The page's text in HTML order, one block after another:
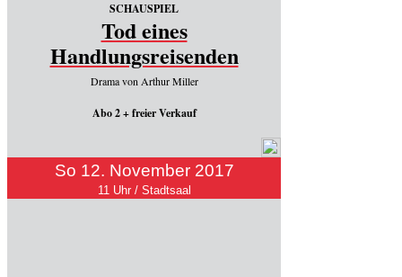
SCHAUSPIEL
Tod eines
Handlungsreisenden
Drama von Arthur Miller
Abo 2 + freier Verkauf
So 12. November 2017
11 Uhr / Stadtsaal